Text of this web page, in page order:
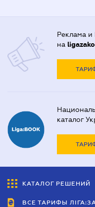
Реклама и
на
каталог
КАТАЛОГ РЕШЕНИЙ
ВСЕ ТАРИФЫ